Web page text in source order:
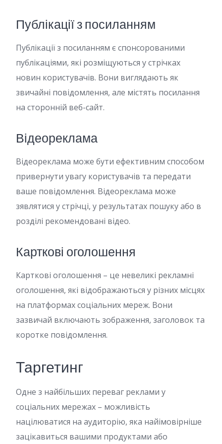
Публікації з посиланням
Публікації з посиланням є спонсорованими
публікаціями, які розміщуються у стрічках
новин користувачів. Вони виглядають як
звичайні повідомлення, але містять посилання
на сторонній веб-сайт.
Відеореклама
Відеореклама може бути ефективним способом
привернути увагу користувачів та передати
ваше повідомлення. Відеореклама може
зявлятися у стрічці, у результатах пошуку або в
розділі рекомендовані відео.
Карткові оголошення
Карткові оголошення – це невеликі рекламні
оголошення, які відображаються у різних місцях
на платформах соціальних мереж. Вони
зазвичай включають зображення, заголовок та
коротке повідомлення.
Таргетинг
Одне з найбільших переваг реклами у
соціальних мережах – можливість
націлюватися на аудиторію, яка найімовірніше
зацікавиться вашими продуктами або